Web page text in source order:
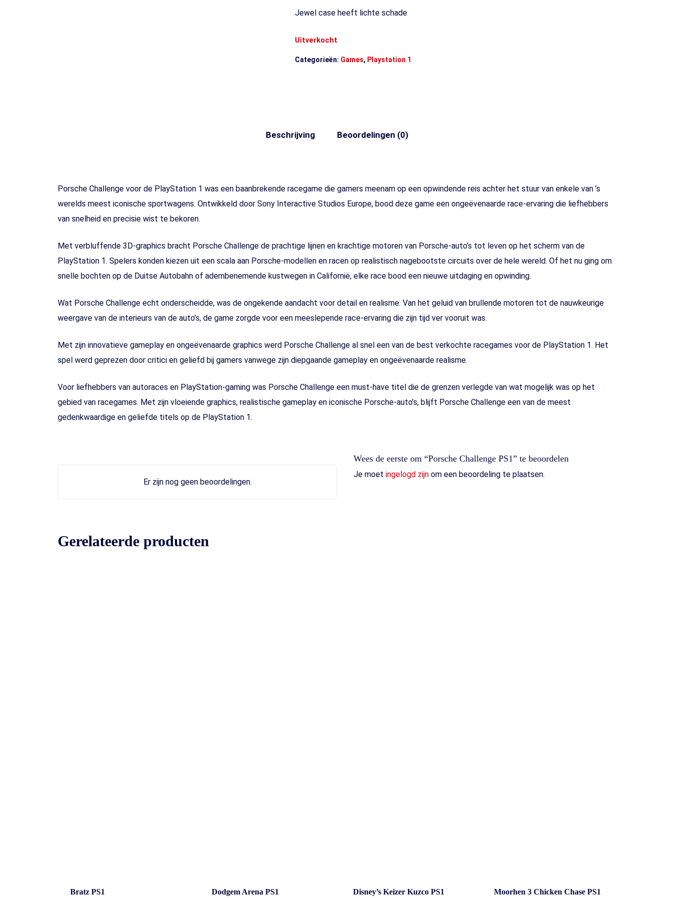
Jewel case heeft lichte schade
Uitverkocht
Categorieën: Games, Playstation 1
Beschrijving Beoordelingen (0)
Porsche Challenge voor de PlayStation 1 was een baanbrekende racegame die gamers meenam op een opwindende reis achter het stuur van enkele van ’s
werelds meest iconische sportwagens. Ontwikkeld door Sony Interactive Studios Europe, bood deze game een ongeëvenaarde race-ervaring die liefhebbers
van snelheid en precisie wist te bekoren.
Met verbluffende 3D-graphics bracht Porsche Challenge de prachtige lijnen en krachtige motoren van Porsche-auto’s tot leven op het scherm van de
PlayStation 1. Spelers konden kiezen uit een scala aan Porsche-modellen en racen op realistisch nagebootste circuits over de hele wereld. Of het nu ging om
snelle bochten op de Duitse Autobahn of adembenemende kustwegen in Californië, elke race bood een nieuwe uitdaging en opwinding.
Wat Porsche Challenge echt onderscheidde, was de ongekende aandacht voor detail en realisme. Van het geluid van brullende motoren tot de nauwkeurige
weergave van de interieurs van de auto’s, de game zorgde voor een meeslepende race-ervaring die zijn tijd ver vooruit was.
Met zijn innovatieve gameplay en ongeëvenaarde graphics werd Porsche Challenge al snel een van de best verkochte racegames voor de PlayStation 1. Het
spel werd geprezen door critici en geliefd bij gamers vanwege zijn diepgaande gameplay en ongeëvenaarde realisme.
Voor liefhebbers van autoraces en PlayStation-gaming was Porsche Challenge een must-have titel die de grenzen verlegde van wat mogelijk was op het
gebied van racegames. Met zijn vloeiende graphics, realistische gameplay en iconische Porsche-auto’s, blijft Porsche Challenge een van de meest
gedenkwaardige en geliefde titels op de PlayStation 1.
Er zijn nog geen beoordelingen.
Wees de eerste om “Porsche Challenge PS1” te beoordelen
Je moetingelogd zijn om een beoordeling te plaatsen.
Gerelateerde producten
Bratz PS1 Dodgem Arena PS1 Disney’s Keizer Kuzco PS1 Moorhen 3 Chicken Chase PS1
Contact Beleid & Overig